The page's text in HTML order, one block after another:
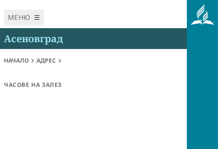
МЕНЮ
Асеновград
НАЧАЛО АДРЕС
ЧАСОВЕ НА ЗАЛЕЗ